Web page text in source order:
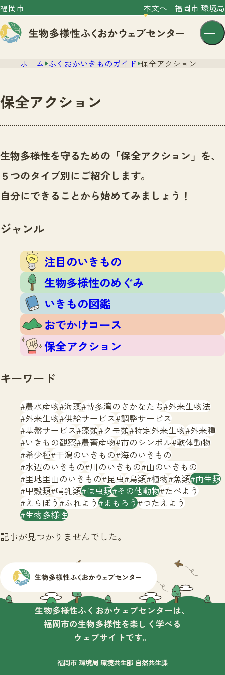
福岡市 本文へ 福岡市 環境局
文字サイズ 小 中 大
センター紹介
センター紹介TOP
サイトポリシー
ニュース
ニュースTOP
市の取組み
いきものガイド
注目のいきもの
いきもの図鑑
おでかけコース
保全アクション
調査レポート
調査レポートTOP
調査結果
ふくおかいきものマップ
マッチング
マッチングTOP
掲載申し込みフォーム
お問合せ
生物多様性ふくおかウェブセンターとは
サイトマップ
ホーム ふくおかいきものガイド 保全アクション
保全アクション
生物多様性を守るための「保全アクション」を、
５つのタイプ別にご紹介します。
自分にできることから始めてみましょう！
ジャンル
注目のいきもの
生物多様性のめぐみ
いきもの図鑑
おでかけコース
保全アクション
キーワード
農水産物 海藻 博多湾のさかなたち 外来生物法
外来生物 供給サービス 調整サービス
基盤サービス 藻類 クモ類 特定外来生物 外来種
いきもの観察 農畜産物 市のシンボル 軟体動物
希少種 干潟のいきもの 海のいきもの
水辺のいきもの 川のいきもの 山のいきもの
里地里山のいきもの 昆虫 鳥類 植物 魚類 両生類
甲殻類 哺乳類 は虫類 その他動物 たべよう
えらぼう ふれよう まもろう つたえよう
生物多様性
記事が見つかりませんでした。
生物多様性ふくおかウェブセンターは、
福岡市の生物多様性を楽しく学べる
ウェブサイトです。
福岡市 環境局 環境共生部 自然共生課